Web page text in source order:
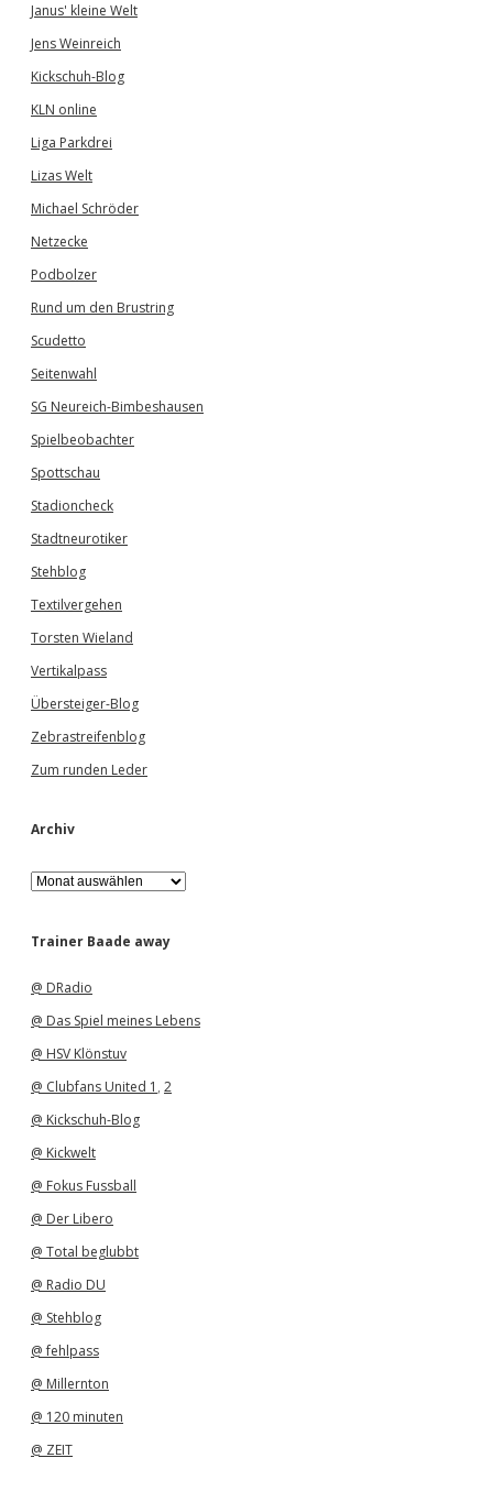
Janus' kleine Welt
Jens Weinreich
Kickschuh-Blog
KLN online
Liga Parkdrei
Lizas Welt
Michael Schröder
Netzecke
Podbolzer
Rund um den Brustring
Scudetto
Seitenwahl
SG Neureich-Bimbeshausen
Spielbeobachter
Spottschau
Stadioncheck
Stadtneurotiker
Stehblog
Textilvergehen
Torsten Wieland
Vertikalpass
Übersteiger-Blog
Zebrastreifenblog
Zum runden Leder
Archiv
A
r
h
Trainer Baade away
@ DRadio
@ Das Spiel meines Lebens
@ HSV Klönstuv
@ Clubfans United 1 , 2
@ Kickschuh-Blog
@ Kickwelt
@ Fokus Fussball
@ Der Libero
@ Total beglubbt
@ Radio DU
@ Stehblog
@ fehlpass
@ Millernton
@ 120 minuten
@ ZEIT